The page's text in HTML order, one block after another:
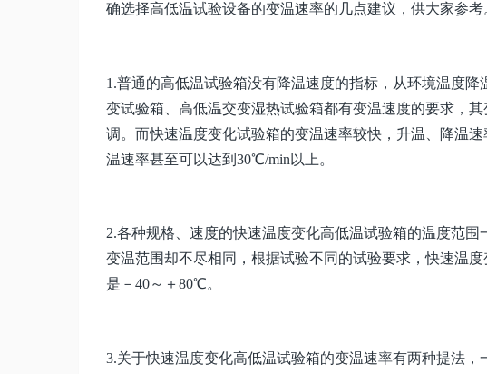
确选择高低温试验设备的变温速率的几点建议，供大家参考
1.普通的高低温试验箱没有降温速度的指标，从环境温度
变试验箱、高低温交变湿热试验箱都有变温速度的要求，
调。而快速温度变化试验箱的变温速率较快，升温、降温
温速率甚至可以达到30℃/min以上。
2.各种规格、速度的快速温度变化高低温试验箱的温度范
变温范围却不尽相同，根据试验不同的试验要求，快速温
是－40～＋80℃。
3.关于快速温度变化高低温试验箱的变温速率有两种提法